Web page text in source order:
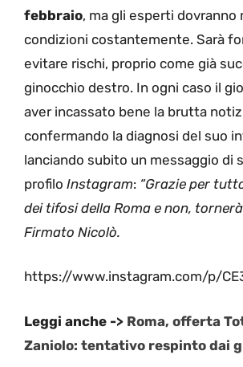
febbraio, ma gli esperti dovranno
condizioni costantemente. Sarà
evitare rischi, proprio come già
ginocchio destro. In ogni caso il
aver incassato bene la brutta
confermando la diagnosi del suo
lanciando subito un messaggio di
profilo Instagram: “Grazie per
dei tifosi della Roma e non,
Firmato Nicolò.
https://www.instagram.com/p/
Leggi anche -> Roma, offerta
Zaniolo: tentativo respinto dai